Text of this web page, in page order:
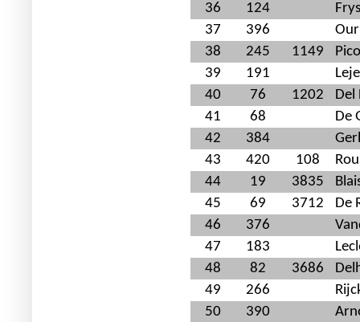
36
124
37
396
38
245 1149
39
191
40
76 1202
Del
41
68
De
42
384
43
420 108
44
19 3835
45
69 3712
De
46
376
47
183
48
82 3686
49
266
50
390